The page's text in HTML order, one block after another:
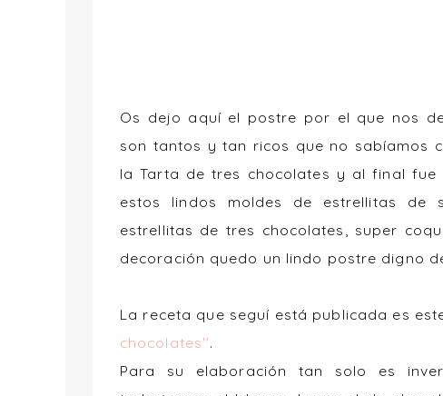
Os dejo aquí el postre por el que nos
son tantos y tan ricos que no
la Tarta de tres chocolates y al final
estos lindos moldes de estrellitas de
estrellitas de tres chocolates, super
decoración quedo un lindo postre digno
La receta que seguí está publicada es
chocolates''.
Para su elaboración tan solo es